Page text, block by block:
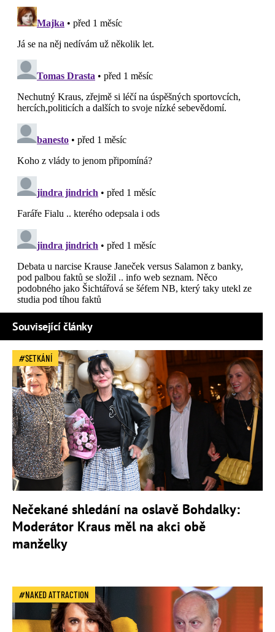
Související články
SETKÁNÍ
Nečekané shledání na oslavě Bohdalky:
Moderátor Kraus měl na akci obě
manželky
NAKED ATTRACTION